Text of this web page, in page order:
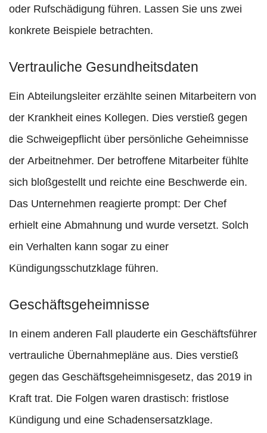
oder Rufschädigung führen. Lassen Sie uns zwei
konkrete Beispiele betrachten.
Vertrauliche Gesundheitsdaten
Ein Abteilungsleiter erzählte seinen Mitarbeitern von
der Krankheit eines Kollegen. Dies verstieß gegen
die Schweigepflicht über persönliche Geheimnisse
der Arbeitnehmer. Der betroffene Mitarbeiter fühlte
sich bloßgestellt und reichte eine Beschwerde ein.
Das Unternehmen reagierte prompt: Der Chef
erhielt eine Abmahnung und wurde versetzt. Solch
ein Verhalten kann sogar zu einer
Kündigungsschutzklage führen.
Geschäftsgeheimnisse
In einem anderen Fall plauderte ein Geschäftsführer
vertrauliche Übernahmepläne aus. Dies verstieß
gegen das Geschäftsgeheimnisgesetz, das 2019 in
Kraft trat. Die Folgen waren drastisch: fristlose
Kündigung und eine Schadensersatzklage.